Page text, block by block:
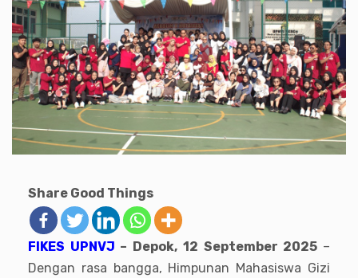
Share Good Things
FIKES UPNVJ – Depok, 12 September 2025 –
Dengan rasa bangga, Himpunan Mahasiswa Gizi